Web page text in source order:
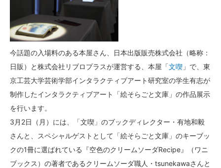
今話題の入場料のある本屋さん、日本出版販売株式会社（略称：
日販）と株式会社リブロプラスが運営する、本屋「文喫 」で、東
京工芸大学芸術学部インタラクティブアート研究室の学生有志が
制作したインタラクティブアート「絵そらごと文庫」の作品展示
を行います。
3月2日（月）には、「文喫」のブックディレクター・有地和毅
さんと、スペシャルゲストとして「絵そらごと文庫」のキーブッ
クの1冊に選ばれている『空色のクリームソーダRecipe』（ワニ
ブックス）の著者であるクリームソーダ職人・tsunekawaさんと